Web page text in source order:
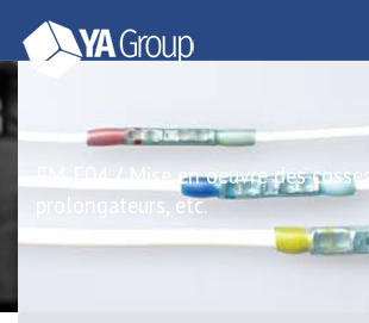
FM-E04 / Mise en oeuvre des
prolongateurs, etc.